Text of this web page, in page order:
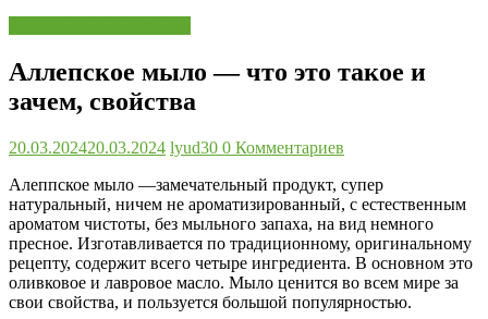
Аллепское мыло — что это такое и
зачем, свойства
20.03.202420.03.2024 lyud30 0 Комментариев
Алеппское мыло —замечательный продукт, супер
натуральный, ничем не ароматизированный, с естественным
ароматом чистоты, без мыльного запаха, на вид немного
пресное. Изготавливается по традиционному, оригинальному
рецепту, содержит всего четыре ингредиента. В основном это
оливковое и лавровое масло. Мыло ценится во всем мире за
свои свойства, и пользуется большой популярностью.